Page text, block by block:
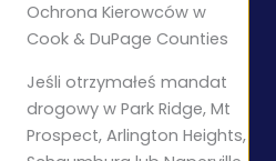
Ochrona Kierowców w
Cook & DuPage Counties
Jeśli otrzymałeś mandat
drogowy w Park Ridge, Mt
Prospect, Arlington Heights,